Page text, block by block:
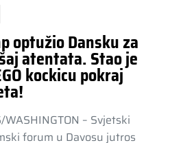
optužio Dansku za
atentata. Stao je
kockicu pokraj
WASHINGTON – Svjetski
forum u Davosu jutros